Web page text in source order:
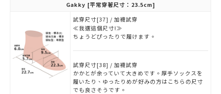
Gakky [平常穿著尺寸：23.5cm]
試穿尺寸[37] / 加襪試穿
≪我選這個尺寸!≫
ちょうどぴったりで履けます。
試穿尺寸[38] / 加襪試穿
かかとが余っていて大きめです。厚手ソックスを
履いたり、ゆったりめが好みの方はこちらの尺寸
でも良さそうです。